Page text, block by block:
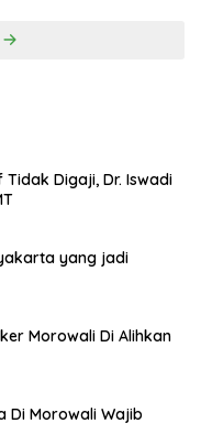
Tidak Digaji, Dr. Iswadi
yang jadi
Morowali Di Alihkan
Di Morowali Wajib